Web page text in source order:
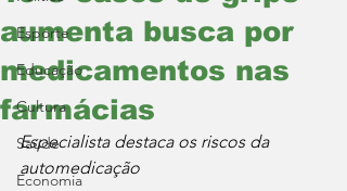
Esporte
Educação
Cultura
Saúde
Economia
aumenta busca por
medicamentos nas
farmácias
Especialista destaca os riscos da
automedicação